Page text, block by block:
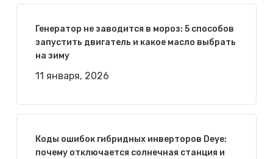
Генератор не заводится в мороз: 5 способов
запустить двигатель и какое масло выбрать
на зиму
11 января, 2026
Коды ошибок гибридных инверторов Deye:
почему отключается солнечная станция и